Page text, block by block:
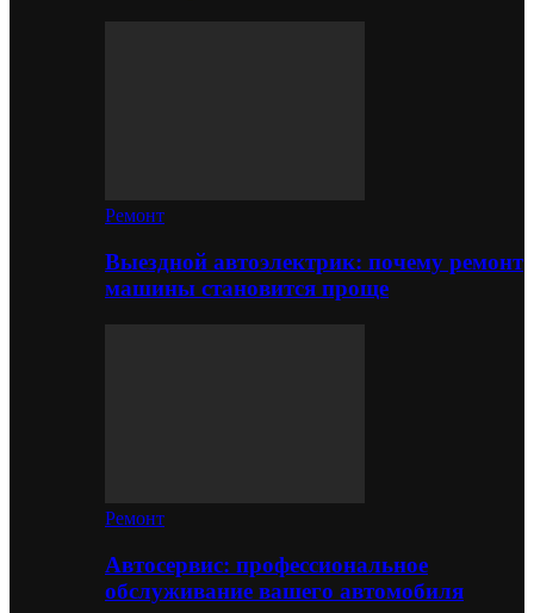
Ремонт
Выездной автоэлектрик: почему ремонт
машины становится проще
Ремонт
Автосервис: профессиональное
обслуживание вашего автомобиля